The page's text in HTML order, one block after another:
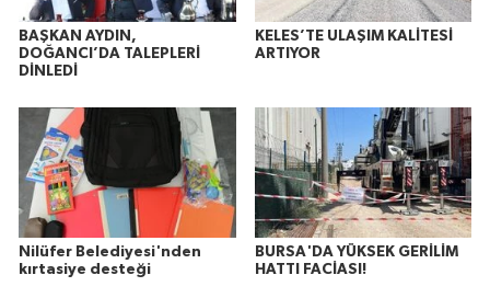
BAŞKAN AYDIN,
DOĞANCI’DA TALEPLERİ
DİNLEDİ
KELES’TE ULAŞIM KALİTESİ
ARTIYOR
Nilüfer Belediyesi'nden
kırtasiye desteği
BURSA'DA YÜKSEK GERİLİM
HATTI FACİASI!